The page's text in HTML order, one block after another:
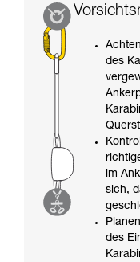
des
im
sich,
des